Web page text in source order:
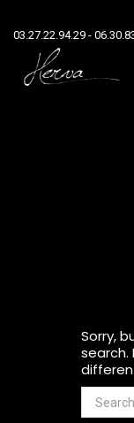
03.27.22.94.29 -
Sorry,
search.